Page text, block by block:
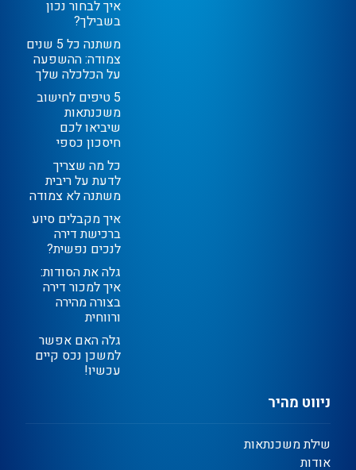
ניווט מהיר
שילת משכנתאות
אודות
איך לבחור נכון
בשבילך?
משתנה כל 5 שנים
צמודה: ההשפעה
על הכלכלה שלך
5 טיפים לחישוב
משכנתאות
שיביאו לכם
חיסכון כספי
כל מה שצריך
לדעת על ריבית
משתנה לא צמודה
איך מקבלים סיוע
ברכישת דירה
לנכים נפשית?
גלה את הסודות:
איך למכור דירה
בצורה מהירה
ורווחית
גלה האם אפשר
למשכן נכס קיים
עכשיו!